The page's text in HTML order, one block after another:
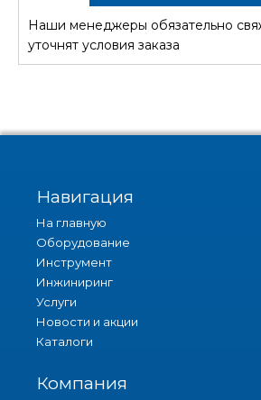
СТОИМОСТЬ
Наши менеджеры обязательно
уточнят условия заказа
Навигация
На главную
Оборудование
Инструмент
Инжиниринг
Услуги
Новости и акции
Каталоги
Компания